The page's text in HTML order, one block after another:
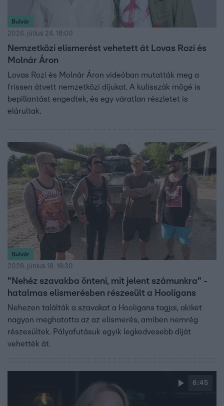
Bulvár
2026. július 24. 18:00
Nemzetközi elismerést vehetett át Lovas Rozi és
Molnár Áron
Lovas Rozi és Molnár Áron videóban mutatták meg a
frissen átvett nemzetközi díjukat. A kulisszák mögé is
bepillantást engedtek, és egy váratlan részletet is
elárultak.
Bulvár
2026. június 18. 16:30
"Nehéz szavakba önteni, mit jelent számunkra" -
hatalmas elismerésben részesült a Hooligans
Nehezen találták a szavakat a Hooligans tagjai, akiket
nagyon meghatotta az az elismerés, amiben nemrég
részesültek. Pályafutásuk egyik legkedvesebb díját
vehették át.
6:45